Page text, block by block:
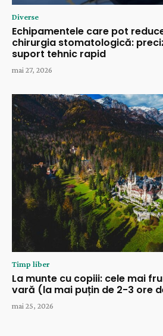
Diverse
Echipamentele care pot
chirurgia stomatologică:
suport tehnic rapid
mai 27, 2026
Timp liber
La munte cu copiii: cele mai
vară (la mai puțin de 2-3 ore
mai 25, 2026